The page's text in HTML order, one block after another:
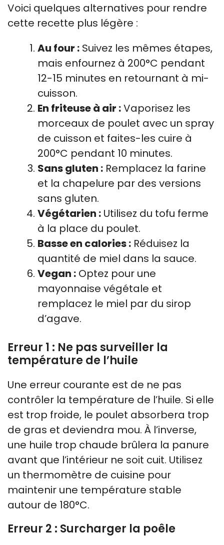
Voici quelques alternatives pour rendre
cette recette plus légère :
Au four : Suivez les mêmes étapes,
mais enfournez à 200°C pendant
12-15 minutes en retournant à mi-
cuisson.
En friteuse à air :Vaporisez les
morceaux de poulet avec un spray
de cuisson et faites-les cuire à
200°C pendant 10 minutes.
Sans gluten : Remplacez la farine
et la chapelure par des versions
sans gluten.
Végétarien : Utilisez du tofu ferme
à la place du poulet.
Basse en calories : Réduisez la
quantité de miel dans la sauce.
Vegan : Optez pour une
mayonnaise végétale et
remplacez le miel par du sirop
d’agave.
Erreur 1 : Ne pas surveiller la
température de l’huile
Une erreur courante est de ne pas
contrôler la température de l’huile. Si elle
est trop froide, le poulet absorbera trop
de gras et deviendra mou. À l’inverse,
une huile trop chaude brûlera la panure
avant que l’intérieur ne soit cuit. Utilisez
un thermomètre de cuisine pour
maintenir une température stable
autour de 180°C.
Erreur 2 : Surcharger la poêle